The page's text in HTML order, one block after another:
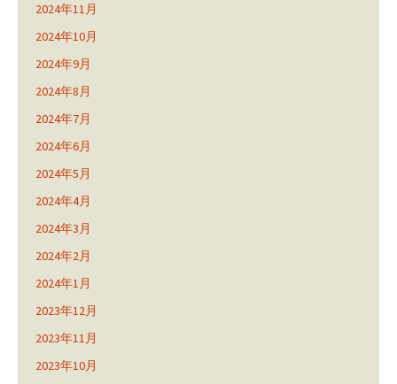
2024年11月
2024年10月
2024年9月
2024年8月
2024年7月
2024年6月
2024年5月
2024年4月
2024年3月
2024年2月
2024年1月
2023年12月
2023年11月
2023年10月